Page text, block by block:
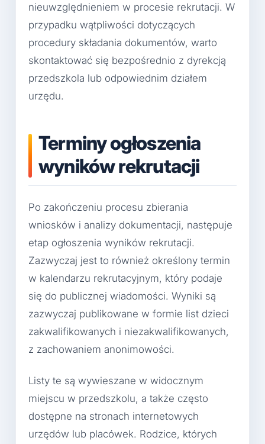
nieuwzględnieniem w procesie rekrutacji. W
przypadku wątpliwości dotyczących
procedury składania dokumentów, warto
skontaktować się bezpośrednio z dyrekcją
przedszkola lub odpowiednim działem
urzędu.
Terminy ogłoszenia
wyników rekrutacji
Po zakończeniu procesu zbierania
wniosków i analizy dokumentacji, następuje
etap ogłoszenia wyników rekrutacji.
Zazwyczaj jest to również określony termin
w kalendarzu rekrutacyjnym, który podaje
się do publicznej wiadomości. Wyniki są
zazwyczaj publikowane w formie list dzieci
zakwalifikowanych i niezakwalifikowanych,
z zachowaniem anonimowości.
Listy te są wywieszane w widocznym
miejscu w przedszkolu, a także często
dostępne na stronach internetowych
urzędów lub placówek. Rodzice, których